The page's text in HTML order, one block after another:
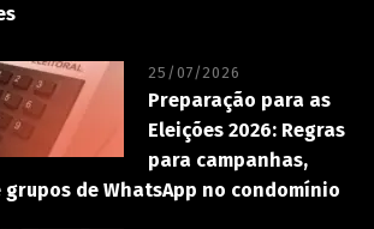
25/07/2026
Preparação para as
Eleições 2026: Regras
para campanhas,
de WhatsApp no condomínio